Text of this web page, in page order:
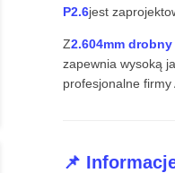
P2.6jest
Z2.604mm
zapewnia wysoką
profesjonalne firmy
📌